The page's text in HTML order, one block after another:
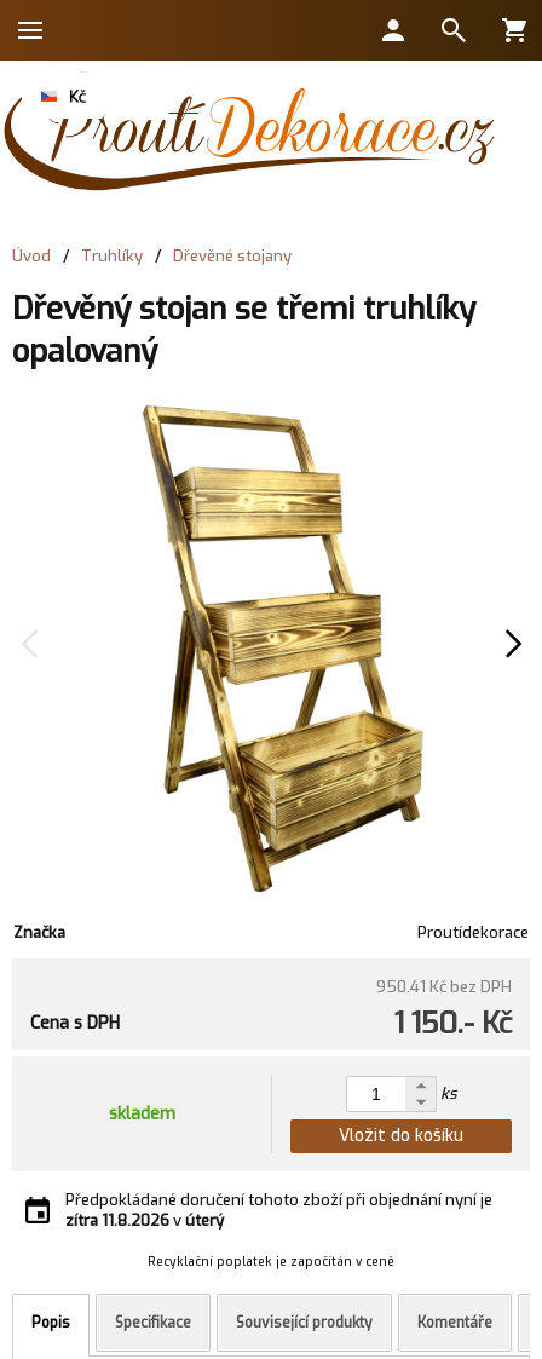
Úvod / Truhlíky / Dřevěné stojany
Dřevěný stojan se třemi truhlíky
opalovaný
Značka Proutídekorace
950.41 Kčbez DPH
1 150.- Kč
Cena s DPH
skladem
ks
Vložit do košíku
Předpokládané doručení tohoto zboží při objednání nyní je
zítra11.8.2026vúterý
Recyklační poplatek je započítán v ceně
Popis Specifikace Související produkty Komentáře